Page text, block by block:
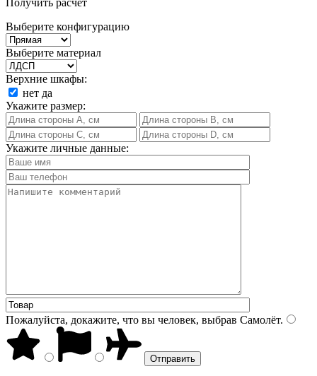
Выберите конфигурацию
Выберите материал
Верхние шкафы:
нет да
Укажите размер:
Укажите личные данные:
Пожалуйста, докажите, что вы человек, выбрав Самолёт.